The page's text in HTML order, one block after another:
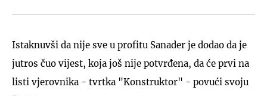
Istaknuvši da nije sve u profitu Sanader je dodao da je
jutros čuo vijest, koja još nije potvrđena, da će prvi na
listi vjerovnika - tvrtka "Konstruktor" - povući svoju